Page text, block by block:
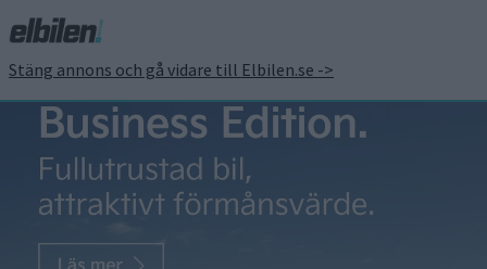
Stäng annons och gå vidare till Elbilen.se ->